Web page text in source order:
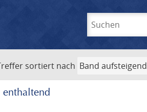
sortiert nach
enthaltend